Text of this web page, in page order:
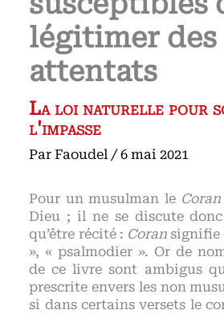
légitimer des
attentats
La loi naturelle pour
l'impasse
ParFaoudel /6 mai 2021
Pour un musulman le Coran
Dieu ; il ne se discute
qu’être récité : Coransignifie
», « psalmodier ». Or de
de ce livre sont ambigus
prescrite envers les non
si dans certains versets le